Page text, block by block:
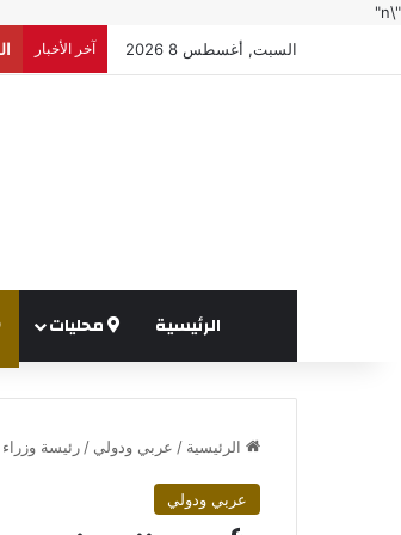
"\n"
السبت, أغسطس 8 2026
آخر الأخبار
الرئيسية محليات
الرئيسية / عربي ودولي / رئيسة
عربي ودولي